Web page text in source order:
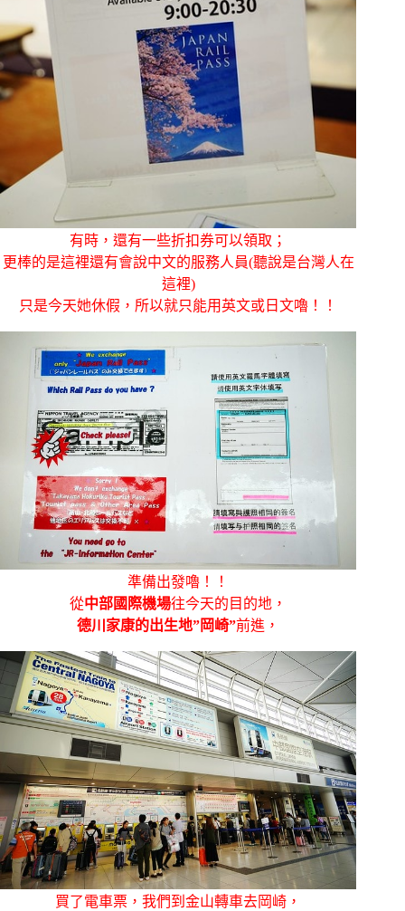
有時，還有一些折扣券可以領取；
更棒的是這裡還有會說中文的服務人員(聽說是台灣人在
這裡)
只是今天她休假，所以就只能用英文或日文嚕！！
準備出發嚕！！
從中部國際機場往今天的目的地，
德川家康的出生地”岡崎”前進，
買了電車票，我們到金山轉車去岡崎，